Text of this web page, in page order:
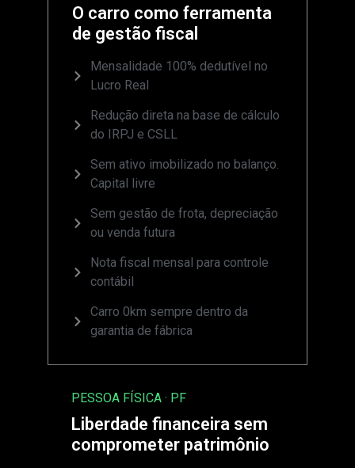
O carro como ferramenta
de gestão fiscal
Mensalidade 100% dedutível no
Lucro Real
Redução direta na base de cálculo
do IRPJ e CSLL
Sem ativo imobilizado no balanço.
Capital livre
Sem gestão de frota, depreciação
ou venda futura
Nota fiscal mensal para controle
contábil
Carro 0km sempre dentro da
garantia de fábrica
PESSOA FÍSICA · PF
Liberdade financeira sem
comprometer patrimônio